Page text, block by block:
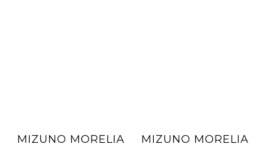
MIZUNO MORELIA
MIZUNO MORELIA